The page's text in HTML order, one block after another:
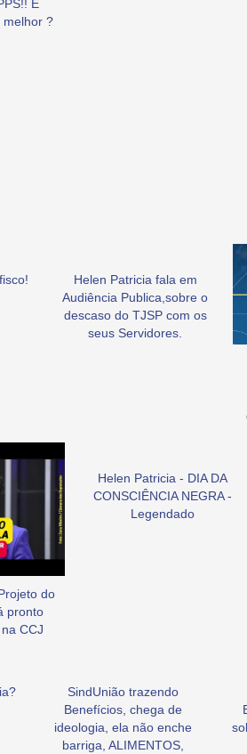
E
melhor ?
Helen Patricia fala em
Audiência Publica,sobre o
descaso do TJSP com os
seus Servidores.
do
pronto
CCJ
Helen Patricia - DIA DA
CONSCIÊNCIA NEGRA -
Legendado
SindUnião trazendo
Benefícios, chega de
ideologia, ela não enche
barriga, ALIMENTOS,